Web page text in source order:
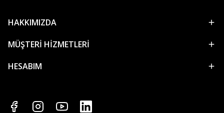
HAKKIMIZDA
MÜŞTERİ HİZMETLERİ
HESABIM